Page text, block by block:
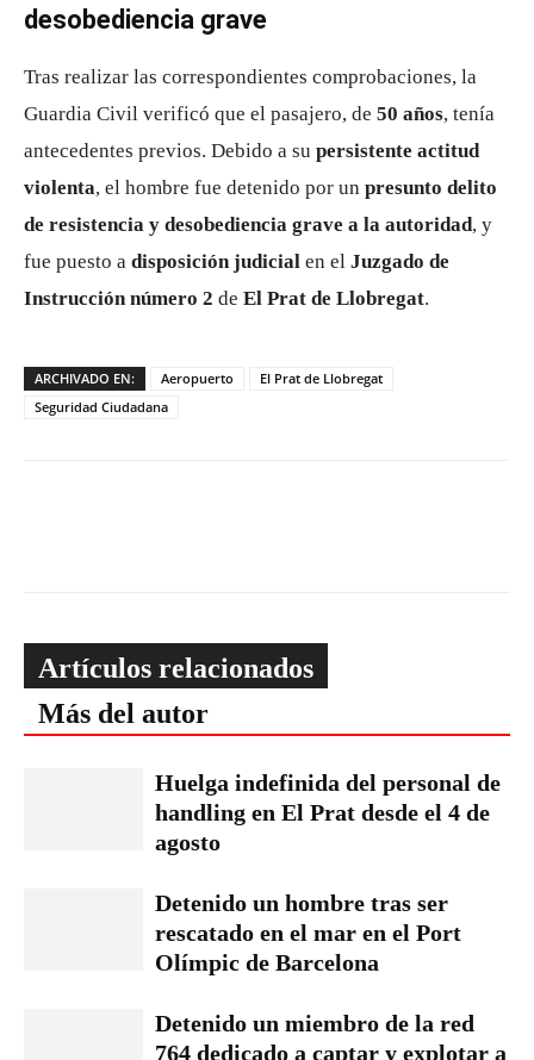
desobediencia grave
Tras realizar las correspondientes comprobaciones, la
Guardia Civil verificó que el pasajero, de 50 años, tenía
antecedentes previos. Debido a su persistente actitud
violenta, el hombre fue detenido por un presunto delito
de resistencia y desobediencia grave a la autoridad, y
fue puesto a disposición judicial en el Juzgado de
Instrucción número 2 de El Prat de Llobregat.
ARCHIVADO EN: Aeropuerto
El Prat de Llobregat
Seguridad Ciudadana
Artículos relacionados
Más del autor
Huelga indefinida del personal de
handling en El Prat desde el 4 de
agosto
Detenido un hombre tras ser
rescatado en el mar en el Port
Olímpic de Barcelona
Detenido un miembro de la red
764 dedicado a captar y explotar a